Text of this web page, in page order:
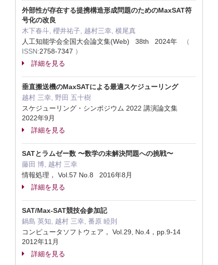
外部性が存在する提携構造形成問題のためのMaxSAT符
号化の改良
木下春斗, 櫻井祐子, 越村三幸, 横尾真
人工知能学会全国大会論文集(Web) 38th 2024年
（
ISSN:2758-7347 ）
詳細を見る
垂直搬送機のMaxSATによる最適スケジューリング
越村 三幸, 野田 五十樹
スケジューリング・シンポジウム 2022 講演論文集
2022年9月
詳細を見る
SATとラムゼー数 〜数学の未解決問題への挑戦〜
藤田 博, 越村 三幸
情報処理， Vol.57 No.8 2016年8月
詳細を見る
SAT/Max-SAT競技会参加記
鍋島 英知, 越村 三幸, 番原 睦則
コンピュータソフトウェア， Vol.29, No.4，pp.9-14
2012年11月
詳細を見る